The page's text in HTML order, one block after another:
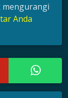
mengurangi
Anda